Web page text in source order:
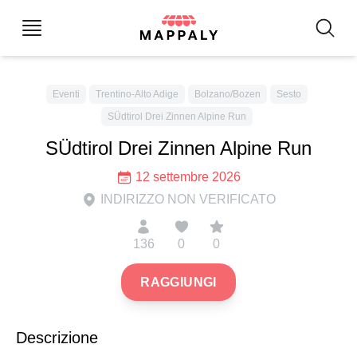
Eventi Trentino-Alto Adige Bolzano/Bozen
Sesto
SÜdtirol Drei Zinnen Alpine Run
SÜdtirol Drei Zinnen Alpine Run
12 settembre 2026
INDIRIZZO NON VERIFICATO
136 0 0
RAGGIUNGI
Descrizione